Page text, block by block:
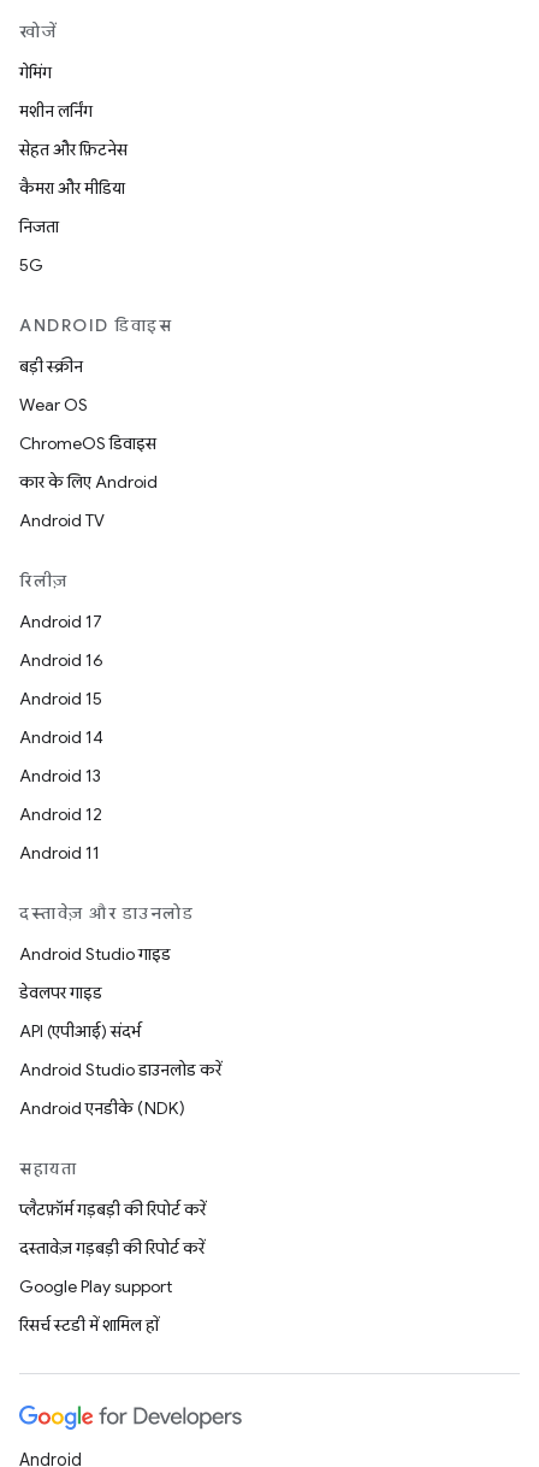
खोजें
गेमिंग
मशीन लर्निंग
सेहत और फ़िटनेस
कैमरा और मीडिया
निजता
5G
ANDROID डिवाइस
बड़ी स्क्रीन
Wear OS
ChromeOS डिवाइस
कार के लिए Android
Android TV
रिलीज़
Android 17
Android 16
Android 15
Android 14
Android 13
Android 12
Android 11
दस्तावेज़ और डाउनलोड
Android Studio गाइड
डेवलपर गाइड
API (एपीआई) संदर्भ
Android Studio डाउनलोड करें
Android एनडीके (NDK)
सहायता
प्लैटफ़ॉर्म गड़बड़ी की रिपोर्ट करें
दस्तावेज़ गड़बड़ी की रिपोर्ट करें
Google Play support
रिसर्च स्टडी में शामिल हों
Android